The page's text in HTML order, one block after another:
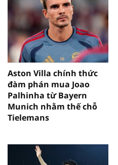
Aston Villa chính thức
đàm phán mua Joao
Palhinha từ Bayern
Munich nhằm thế chỗ
Tielemans